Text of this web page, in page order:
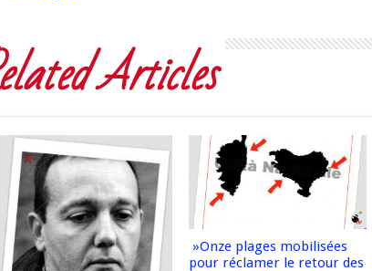
Articles
»Onze plages mobilisées
pour réclamer le retour des